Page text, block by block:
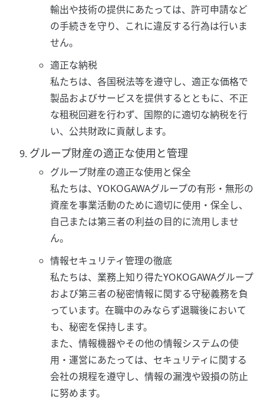
輸出や技術の提供にあたっては、許可申請など
の手続きを守り、これに違反する行為は行いま
せん。
適正な納税
私たちは、各国税法等を遵守し、適正な価格で
製品およびサービスを提供するとともに、不正
な租税回避を行わず、国際的に適切な納税を行
い、公共財政に貢献します。
グループ財産の適正な使用と管理
グループ財産の適正な使用と保全
私たちは、YOKOGAWAグループの有形・無形の
資産を事業活動のために適切に使用・保全し、
自己または第三者の利益の目的に流用しませ
ん。
情報セキュリティ管理の徹底
私たちは、業務上知り得たYOKOGAWAグループ
および第三者の秘密情報に関する守秘義務を負
っています。在職中のみならず退職後において
も、秘密を保持します。
また、情報機器やその他の情報システムの使
用・運営にあたっては、セキュリティに関する
会社の規程を遵守し、情報の漏洩や毀損の防止
に努めます。